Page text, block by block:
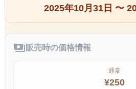
2025年10月31日 〜
payments販売時の価格情報
通常
¥250